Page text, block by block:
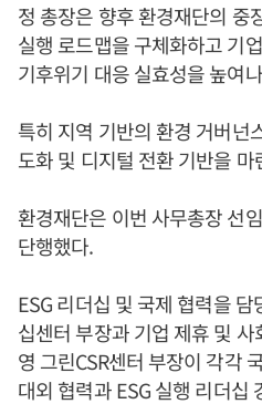
정 총장은 향후 환경재단의 중
실행 로드맵을 구체화하고 기
기후위기 대응 실효성을 높여
특히 지역 기반의 환경 거버넌
도화 및 디지털 전환 기반을
환경재단은 이번 사무총장 선
단행했다.
ESG 리더십 및 국제 협력을
십센터 부장과 기업 제휴 및
영 그린CSR센터 부장이 각각
대외 협력과 ESG 실행 리더십